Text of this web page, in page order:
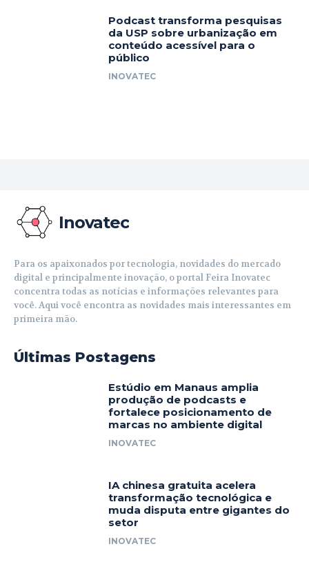
Podcast transforma pesquisas
da USP sobre urbanização em
conteúdo acessível para o
público
INOVATEC
Inovatec
Para os apaixonados por tecnologia, novidades do mercado
digital e principalmente inovação, o portal Feira Inovatec
concentra todas as notícias e informações relevantes para
você. Aqui você encontra as novidades mais interessantes em
primeira mão.
Últimas Postagens
Estúdio em Manaus amplia
produção de podcasts e
fortalece posicionamento de
marcas no ambiente digital
INOVATEC
IA chinesa gratuita acelera
transformação tecnológica e
muda disputa entre gigantes do
setor
INOVATEC